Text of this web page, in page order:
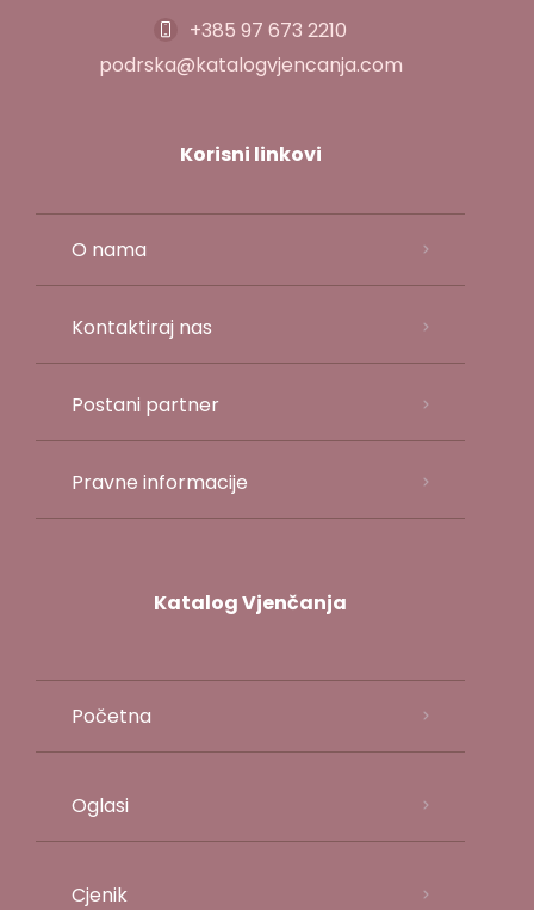
+385 97 673 2210
podrska@katalogvjencanja.com
Korisni linkovi
O nama
Kontaktiraj nas
Postani partner
Pravne informacije
Katalog Vjenčanja
Početna
Oglasi
Cjenik